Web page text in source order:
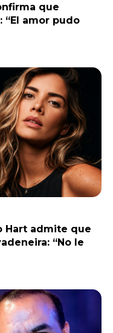
que
amor pudo
Hart admite que
“No le